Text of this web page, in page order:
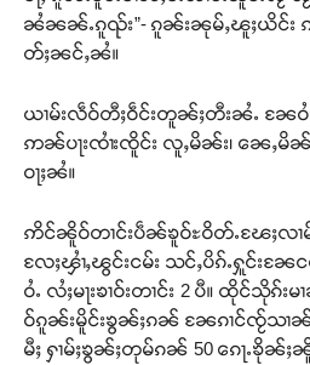
ၼႆၼၼ်ႉၵူၺ်း”- ၵူၼ်းၼုမ်ႇၽူႈယိင်း ဢ
တ်ႈၼင်ႇၼႆ။
ယၢမ်းလဵဝ်တီႈဝဵင်းတူၼ်ႈတီးၼႆႉ ၼႄဝႆ
ဢၼ်ပႃးၸၢႆးၸိူင်း လူႇမိၼ်း၊ ၼေႇမိ
ဝႃႈၼႆ။
ဢိင်ၼိူဝ်တၢင်းပဵၼ်ၶူဝ်ႊဝိတ်ႉၽႄႈလၢမ်
လႄႈၾၢႆႇၽွင်းငမ်း သင်ႇပိၵ်ႉႁူင်းၼႄ
ဝႆႉ လႆႈမႃးၶၢဝ်းတၢင်း 2 ပီ။ ထိုင်သိုၵ်း
ဝ်ၵူၼ်းမိူင်းၶွၼ်ႈၵၼ် ၼႄၵၢင်ၸႂ်သၢၼ်
မီႈ ႁၢမ်ႈၶွၼ်ႈတုမ်ၵၼ် 50 ၵေႃႉၶိုၼ်ႈ